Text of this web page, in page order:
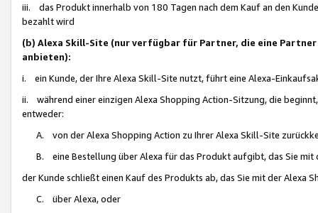
iii. das Produkt innerhalb von 180 Tagen nach dem Kauf an den
bezahlt wird
(b) Alexa Skill-Site (nur verfügbar für Partner, die eine
anbieten):
i. ein Kunde, der Ihre Alexa Skill-Site nutzt, führt eine Alexa-
ii. während einer einzigen Alexa Shopping Action-Sitzung, die
entweder:
A. von der Alexa Shopping Action zu Ihrer Alexa Skill-Site
B. eine Bestellung über Alexa für das Produkt aufgibt, das Sie mit
der Kunde schließt einen Kauf des Produkts ab, das Sie mit der Alexa
C. über Alexa, oder